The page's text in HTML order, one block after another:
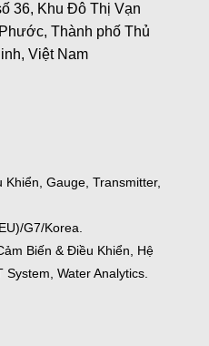
36, Khu Đô Thị Vạn
Thành phố Thủ
Việt Nam
Gauge, Transmitter,
G7/Korea.
Biến & Điều Khiển, Hệ
Water Analytics.